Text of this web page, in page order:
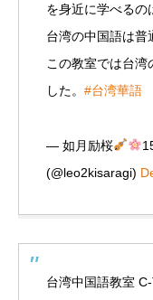
を身近に学べるの
台湾の中国語は普
この教室では台湾
した。 #台湾華語
— 如月励桜
(@leo2kisaragi)
台湾中国語教室